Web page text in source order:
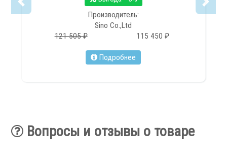
Производитель:
Sino Co.,Ltd
121 505 ₽
115 450 ₽
Подробнее
Вопросы и отзывы о товаре